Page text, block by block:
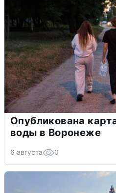
Опубликована
воды в Воронеже
6 августа 0